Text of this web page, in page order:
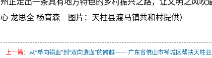
州正走出一条具有地方特色的乡村振兴之路，让文明之风
心 龙思全 杨育森 图片：天柱县渡马镇共和村提供）
上一篇： 从“单向输血”到“双向造血”的跨越—— 广东省佛山市禅城区帮扶天柱